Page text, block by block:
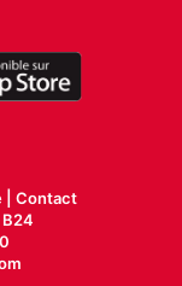
Contact
B24